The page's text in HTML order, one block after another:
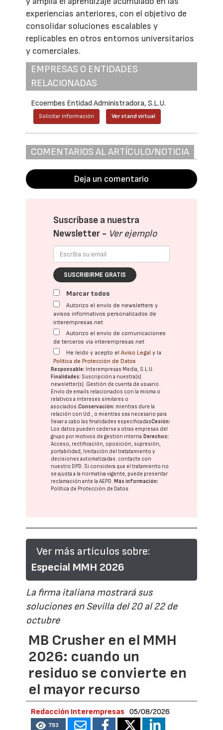
experiencias anteriores, con el objetivo de
consolidar soluciones escalables y
replicables en otros entornos universitarios
y comerciales.
EMPRESAS O ENTIDADES
RELACIONADAS
Ecoembes Entidad Administradora, S.L.U.
Solicitar información Ver stand virtual
COMENTARIOS AL ARTÍCULO/NOTICIA
Deja un comentario
Suscríbase a nuestra
Newsletter - Ver ejemplo
SUSCRIBIRME GRATIS
Marcar todos
Autorizo el envío de newsletters y
avisos informativos personalizados de
interempresas.net
Autorizo el envío de comunicaciones
de terceros vía interempresas.net
He leído y acepto elAviso Legal y la
Política de Protección de Datos
Responsable: Interempresas Media, S.L.U.
Finalidades: Suscripción a nuestra(s)
newsletter(s). Gestión de cuenta de usuario.
Envío de emails relacionados con la misma o
relativos a intereses similares o
asociados.Conservación: mientras dure la
relación con Ud., o mientras sea necesario para
llevar a cabo las finalidades especificadasCesión:
Los datos pueden cederse a otras empresas del
grupo por motivos de gestión interna. Derechos:
Acceso, rectificación, oposición, supresión,
portabilidad, limitación del tratatamiento y
decisiones automatizadas: contacte con
nuestro DPD. Si considera que el tratamiento no
se ajusta a la normativa vigente, puede presentar
reclamación ante laAEPD. Más información:
Política de Protección de Datos
Ver más artículos sobre:
Especial MMH 2026
La firma italiana mostrará sus
soluciones en Sevilla del 20 al 22 de
octubre
MB Crusher en el MMH
2026: cuando un
residuo se convierte en
el mayor recurso
Redacción Interempresas 05/08/2026
793